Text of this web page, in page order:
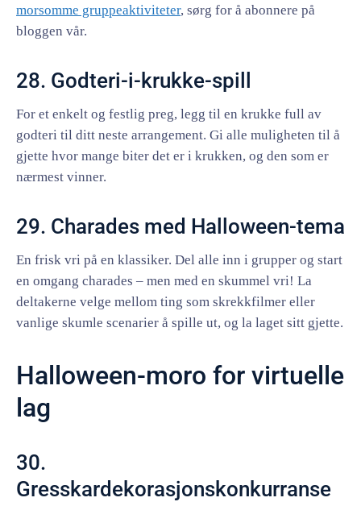
morsomme gruppeaktiviteter, sørg for å abonnere på
bloggen vår.
28. Godteri-i-krukke-spill
For et enkelt og festlig preg, legg til en krukke full av
godteri til ditt neste arrangement. Gi alle muligheten til å
gjette hvor mange biter det er i krukken, og den som er
nærmest vinner.
29. Charades med Halloween-tema
En frisk vri på en klassiker. Del alle inn i grupper og start
en omgang charades – men med en skummel vri! La
deltakerne velge mellom ting som skrekkfilmer eller
vanlige skumle scenarier å spille ut, og la laget sitt gjette.
Halloween-moro for virtuelle
lag
30.
Gresskardekorasjonskonkurranse